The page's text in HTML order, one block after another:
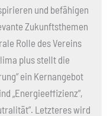
und befähigen
Zukunftsthemen
Rolle des Vereins
plus stellt die
ein Kernangebot
„Energieeffizienz“,
Letzteres wird